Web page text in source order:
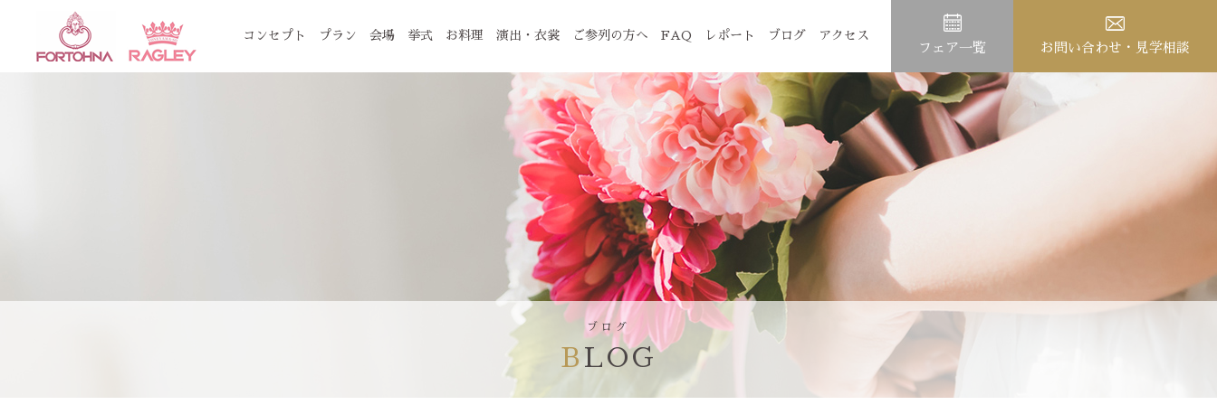
コンセプト プラン 会場 挙式 お料理 演出・衣裳 ご参列の方へ FAQ レポート ブログ アクセス
フェア一覧 お問い合わせ・見学相談
ブログ
BLOG